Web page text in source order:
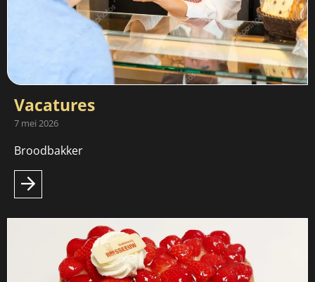
Vacatures
7 mei 2026
Broodbakker